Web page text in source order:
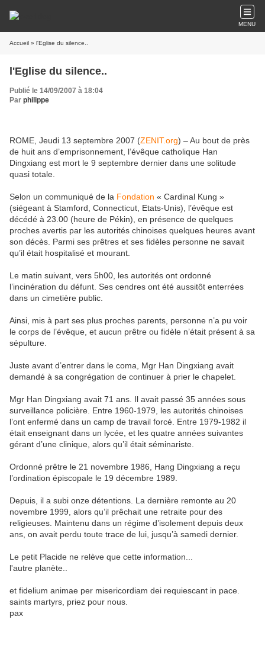
MENU
Accueil » l'Eglise du silence..
l'Eglise du silence..
Publié le 14/09/2007 à 18:04
Par philippe
ROME, Jeudi 13 septembre 2007 (ZENIT.org) – Au bout de près
de huit ans d’emprisonnement, l’évêque catholique Han
Dingxiang est mort le 9 septembre dernier dans une solitude
quasi totale.
Selon un communiqué de la Fondation « Cardinal Kung »
(siégeant à Stamford, Connecticut, Etats-Unis), l’évêque est
décédé à 23.00 (heure de Pékin), en présence de quelques
proches avertis par les autorités chinoises quelques heures avant
son décès. Parmi ses prêtres et ses fidèles personne ne savait
qu’il était hospitalisé et mourant.
Le matin suivant, vers 5h00, les autorités ont ordonné
l’incinération du défunt. Ses cendres ont été aussitôt enterrées
dans un cimetière public.
Ainsi, mis à part ses plus proches parents, personne n’a pu voir
le corps de l’évêque, et aucun prêtre ou fidèle n’était présent à sa
sépulture.
Juste avant d’entrer dans le coma, Mgr Han Dingxiang avait
demandé à sa congrégation de continuer à prier le chapelet.
Mgr Han Dingxiang avait 71 ans. Il avait passé 35 années sous
surveillance policière. Entre 1960-1979, les autorités chinoises
l’ont enfermé dans un camp de travail forcé. Entre 1979-1982 il
était enseignant dans un lycée, et les quatre années suivantes
gérant d’une clinique, alors qu’il était séminariste.
Ordonné prêtre le 21 novembre 1986, Hang Dingxiang a reçu
l’ordination épiscopale le 19 décembre 1989.
Depuis, il a subi onze détentions. La dernière remonte au 20
novembre 1999, alors qu’il prêchait une retraite pour des
religieuses. Maintenu dans un régime d’isolement depuis deux
ans, on avait perdu toute trace de lui, jusqu’à samedi dernier.
Le petit Placide ne relève que cette information...
l'autre planète..
et fidelium animae per misericordiam dei requiescant in pace.
saints martyrs, priez pour nous.
pax